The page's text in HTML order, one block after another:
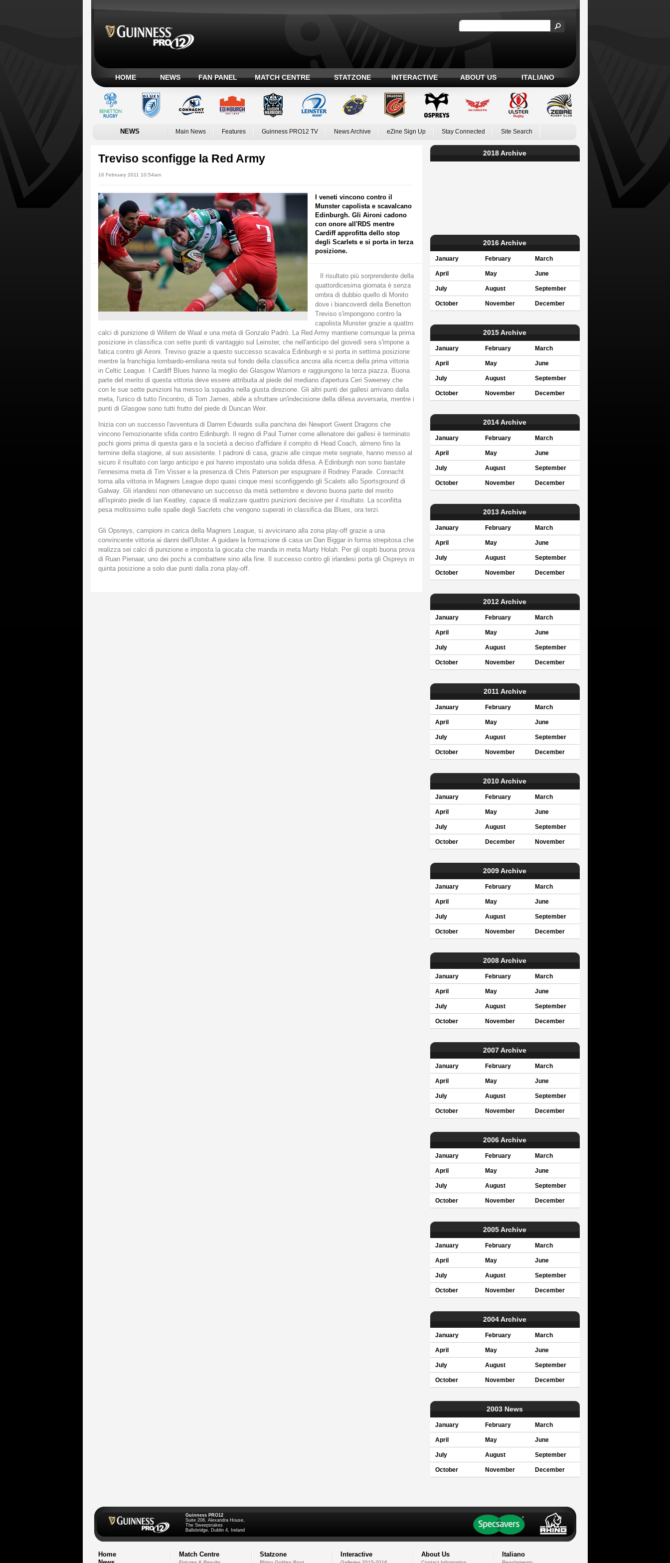
HOME NEWS FAN PANEL MATCH CENTRE STATZONE INTERACTIVE ABOUT US ITALIANO
NEWS Main News Features Guinness PRO12 TV News Archive eZine Sign Up Stay Connected Site Search
Treviso sconfigge la Red Army
16 February 2011 10:54am
I veneti vincono contro il
Munster capolista e scavalcano
Edinburgh. Gli Aironi cadono
con onore all'RDS mentre
Cardiff approfitta dello stop
degli Scarlets e si porta in terza
posizione.
Il risultato più sorprendente della
quattordicesima giornata è senza
ombra di dubbio quello di Monito
dove i biancoverdi della Benetton
Treviso s'impongono contro la
capolista Munster grazie a quattro
calci di punizione di Willem de Waal e una meta di Gonzalo Padrò. La Red Army mantiene comunque la prima
posizione in classifica con sette punti di vantaggio sul Leinster, che nell'anticipo del giovedì sera s'impone a
fatica contro gli Aironi. Treviso grazie a questo successo scavalca Edinburgh e si porta in settima posizione
mentre la franchigia lombardo-emiliana resta sul fondo della classifica ancora alla ricerca della prima vittoria
in Celtic League. I Cardiff Blues hanno la meglio dei Glasgow Warriors e raggiungono la terza piazza. Buona
parte del merito di questa vittoria deve essere attribuita al piede del mediano d'apertura Ceri Sweeney che
con le sue sette punizioni ha messo la squadra nella giusta direzione. Gli altri punti dei gallesi arrivano dalla
meta, l'unico di tutto l'incontro, di Tom James, abile a sfruttare un'indecisione della difesa avversaria, mentre i
punti di Glasgow sono tutti frutto del piede di Duncan Weir.
Inizia con un successo l'avventura di Darren Edwards sulla panchina dei Newport Gwent Dragons che
vincono l'emozionante sfida contro Edinburgh. Il regno di Paul Turner come allenatore dei gallesi è terminato
pochi giorni prima di questa gara e la società a deciso d'affidare il compito di Head Coach, almeno fino la
termine della stagione, al suo assistente. I padroni di casa, grazie alle cinque mete segnate, hanno messo al
sicuro il risultato con largo anticipo e poi hanno impostato una solida difesa. A Edinburgh non sono bastate
l'ennesima meta di Tim Visser e la presenza di Chris Paterson per espugnare il Rodney Parade. Connacht
torna alla vittoria in Magners League dopo quasi cinque mesi sconfiggendo gli Scalets allo Sportsground di
Galway. Gli irlandesi non ottenevano un successo da metà settembre e devono buona parte del merito
all'ispirato piede di Ian Keatley, capace di realizzare quattro punizioni decisive per il risultato. La sconfitta
pesa moltissimo sulle spalle degli Sacrlets che vengono superati in classifica dai Blues, ora terzi.
Gli Opsreys, campioni in carica della Magners League, si avvicinano alla zona play-off grazie a una
convincente vittoria ai danni dell'Ulster. A guidare la formazione di casa un Dan Biggar in forma strepitosa che
realizza sei calci di punizione e imposta la giocata che manda in meta Marty Holah. Per gli ospiti buona prova
di Ruan Pienaar, uno dei pochi a combattere sino alla fine. Il successo contro gli irlandesi porta gli Ospreys in
quinta posizione a solo due punti dalla zona play-off.
2018 Archive
2016 Archive
January February March
April May June
July August September
October November December
2015 Archive
January February March
April May June
July August September
October November December
2014 Archive
January February March
April May June
July August September
October November December
2013 Archive
January February March
April May June
July August September
October November December
2012 Archive
January February March
April May June
July August September
October November December
2011 Archive
January February March
April May June
July August September
October November December
2010 Archive
January February March
April May June
July August September
October December November
2009 Archive
January February March
April May June
July August September
October November December
2008 Archive
January February March
April May June
July August September
October November December
2007 Archive
January February March
April May June
July August September
October November December
2006 Archive
January February March
April May June
July August September
October November December
2005 Archive
January February March
April May June
July August September
October November December
2004 Archive
January February March
April May June
July August September
October November December
2003 News
January February March
April May June
July August September
October November December
Guinness PRO12
Suite 208, Alexandra House,
The Sweepstakes
Ballsbridge, Dublin 4, Ireland
Home
Match Centre Statzone Interactive About Us Italiano